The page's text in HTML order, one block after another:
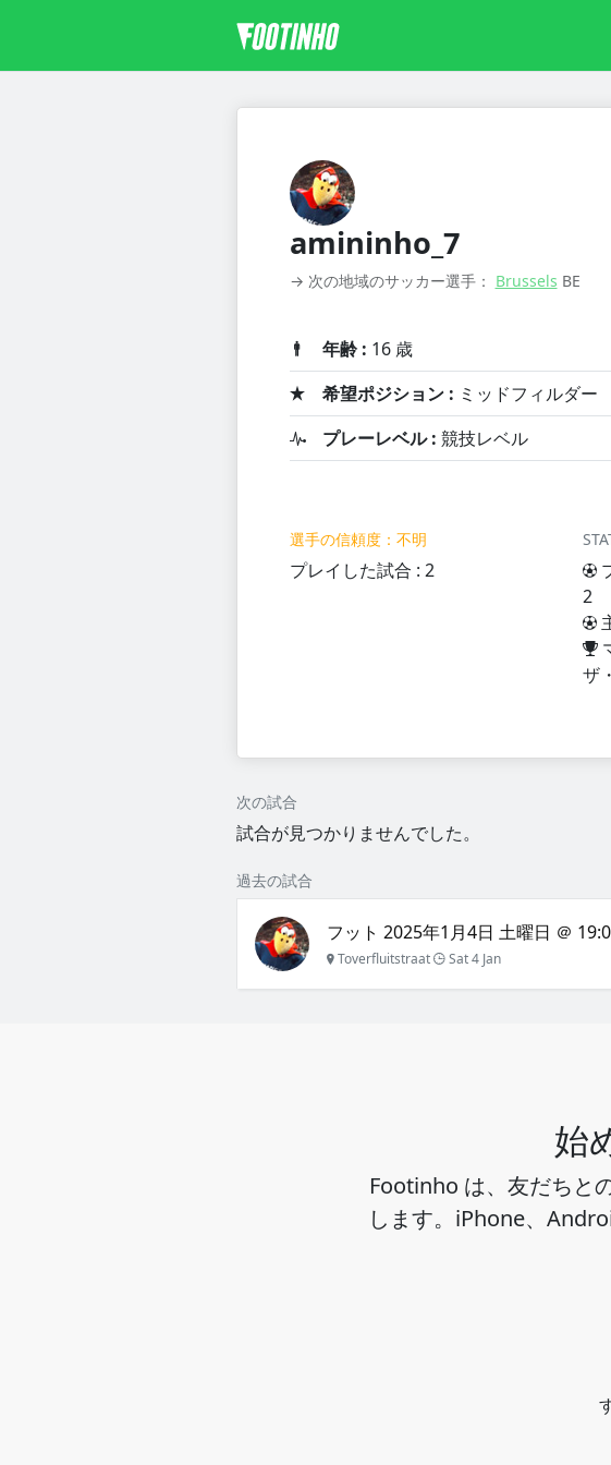
amininho_7
→ 次の地域のサッカー選手： Brussels BE
年齢 : 16 歳
希望ポジション : ミッドフィルダー
プレーレベル : 競技レベル
選手の信頼度：不明
プレイした試合 : 2
2
ザ
次の試合
試合が見つかりませんでした。
過去の試合
フット 2025年1月4日 土曜日 ＠
Toverfluitstraat Sat 4 Jan
始
Footinho は、友だちと
します。iPhone、